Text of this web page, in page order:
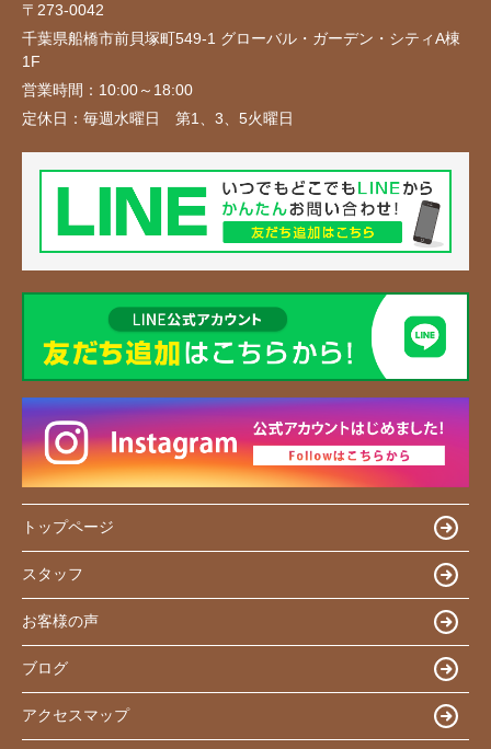
〒273-0042
千葉県船橋市前貝塚町549-1 グローバル・ガーデン・シティA棟
1F
営業時間： 10:00～18:00
定休日： 毎週水曜日 第1、3、5火曜日
トップページ
スタッフ
お客様の声
ブログ
アクセスマップ